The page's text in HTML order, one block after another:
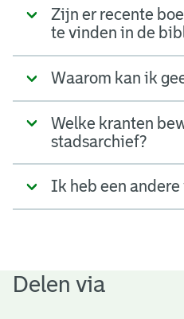
Zijn er recente
te vinden in de
Waarom kan ik
Welke kranten
stadsarchief?
Ik heb een andere
Delen via